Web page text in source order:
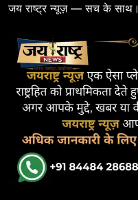
जय राष्ट्र न्यूज़ — सच के साथ।